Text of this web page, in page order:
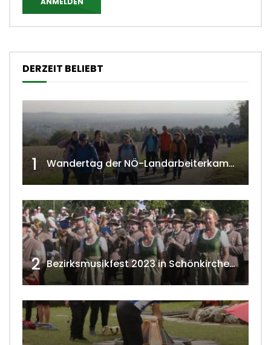
DERZEIT BELIEBT
1 Wandertag der NÖ-Landarbeiterkammer in Hollabrunn 2024
2 Bezirksmusikfest 2023 in Schönkirchen-Reyersdorf